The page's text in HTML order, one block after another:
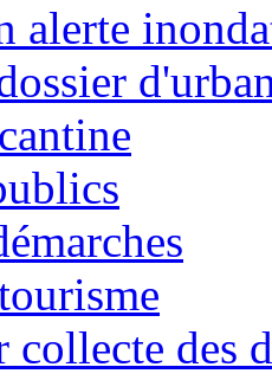
alerte
collecte des